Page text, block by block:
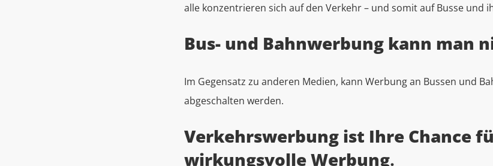
alle konzentrieren sich auf den Verkehr – und somit auf Busse und
Bus- und Bahnwerbung kann man
Im Gegensatz zu anderen Medien, kann Werbung an Bussen und
abgeschalten werden.
Verkehrswerbung ist Ihre Chance
wirkungsvolle Werbung.